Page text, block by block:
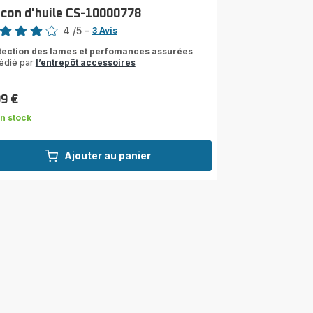
Ajouter au panier
d'huile CS-10000778
4 /5 - 3 Avis
des lames et perfomances assurées
par l’entrepôt accessoires
€
stock